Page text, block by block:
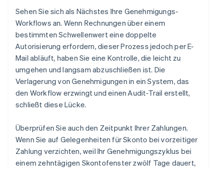
Sehen Sie sich als Nächstes Ihre Genehmigungs-
Workflows an. Wenn Rechnungen über einem
bestimmten Schwellenwert eine doppelte
Autorisierung erfordern, dieser Prozess jedoch per E-
Mail abläuft, haben Sie eine Kontrolle, die leicht zu
umgehen und langsam abzuschließen ist. Die
Verlagerung von Genehmigungen in ein System, das
den Workflow erzwingt und einen Audit-Trail erstellt,
schließt diese Lücke.
Überprüfen Sie auch den Zeitpunkt Ihrer Zahlungen.
Wenn Sie auf Gelegenheiten für Skonto bei vorzeitiger
Zahlung verzichten, weil Ihr Genehmigungszyklus bei
einem zehntägigen Skontofenster zwölf Tage dauert,